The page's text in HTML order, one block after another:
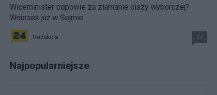
Wiceminister odpowie za złamanie ciszy wyborczej?
Wniosek już w Sejmie
Redakcja 37
Najpopularniejsze